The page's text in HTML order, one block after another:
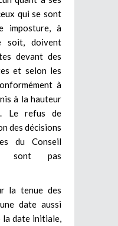
qui se sont
imposture, à
soit, doivent
devant des
et selon les
à
à la hauteur
Le refus de
des décisions
du Conseil
sont pas
la tenue des
date aussi
la date initiale,